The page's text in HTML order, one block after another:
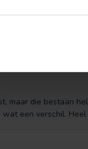
maar die bestaan
een verschil. Heel